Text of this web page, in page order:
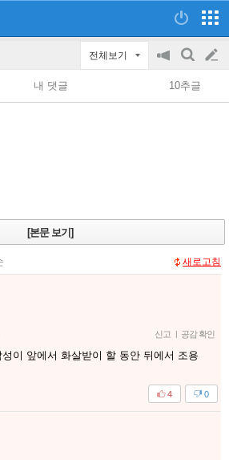
전체보기
공
지
on/off
검
색
글
쓰
내 댓글 10추글
[본문 보기]
새로고침
신고 | 공감 확인
이 앞에서 화살받이 할 동안 뒤에서 조용
0
4